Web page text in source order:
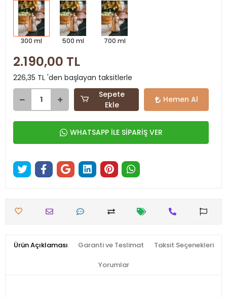
300 ml 500 ml 700 ml
2.190,00 TL
226,35 TL 'den başlayan taksitlerle
Sepete
Ekle
Hemen Al
WHATSAPP İLE SİPARİŞ VER
Ürün Açıklaması Garanti ve Teslimat Taksit Seçenekleri
Yorumlar